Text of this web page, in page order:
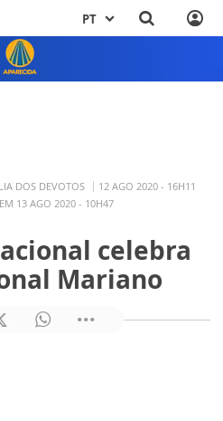
PT
DOS DEVOTOS
12 AGO 2020 - 16H11
13 AGO 2020 - 10H47
celebra
Mariano